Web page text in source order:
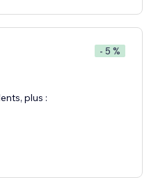
- 5 %
plus :